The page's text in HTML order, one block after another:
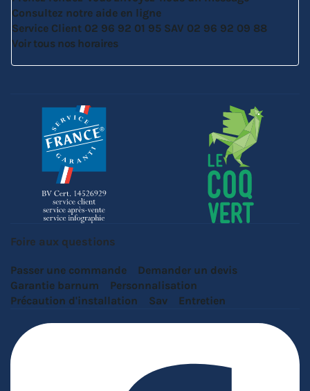
Consultez notre aide en ligne
Service Client 02 96 92 01 95 SAV 02 96 92 09 88
Voir tous nos horaires
Foire aux questions
Passer une commande
Demander un devis
Garantie barnum
Personnalisation
Précaution d'installation
Sav Entretien